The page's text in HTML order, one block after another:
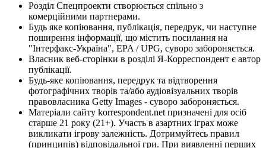
Розділ Спецпроекти створюється спільно з
комерційними партнерами.
Будь яке копіювання, публікація, передрук, чи наступне
поширення інформації, що містить посилання на
"Інтерфакс-Україна", EPA / UPG, суворо забороняється.
Власник веб-сторінки в розділі Я-Корреспондент є автор
публікації.
Будь-яке копіювання, передрук та відтворення
фотографічних творів та/або аудіовізуальних творів
правовласника Getty Images - суворо забороняється.
Матеріали сайту korrespondent.net призначені для осіб
старше 21 року (21+). Участь в азартних іграх може
викликати ігрову залежність. Дотримуйтесь правил
(принципів) відповідальної гри. При виявленні перших